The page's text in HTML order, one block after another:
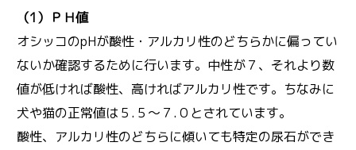
（1）ＰＨ値
オシッコのpHが酸性・アルカリ性のどちらかに偏ってい
ないか確認するために行います。中性が７、それより数
値が低ければ酸性、高ければアルカリ性です。ちなみに
犬や猫の正常値は５.５〜７.０とされています。
酸性、アルカリ性のどちらに傾いても特定の尿石ができ